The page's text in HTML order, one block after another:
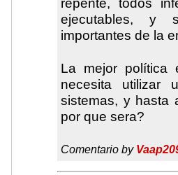
repente, todos
ejecutables, y
importantes de la
La mejor política
necesita utilizar
sistemas, y hasta
por que sera?
Comentario by